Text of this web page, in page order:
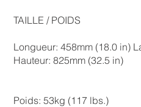
TAILLE / POIDS
Longueur: 458mm (18.0 in)
Hauteur: 825mm (32.5 in)
Poids: 53kg (117 lbs.)